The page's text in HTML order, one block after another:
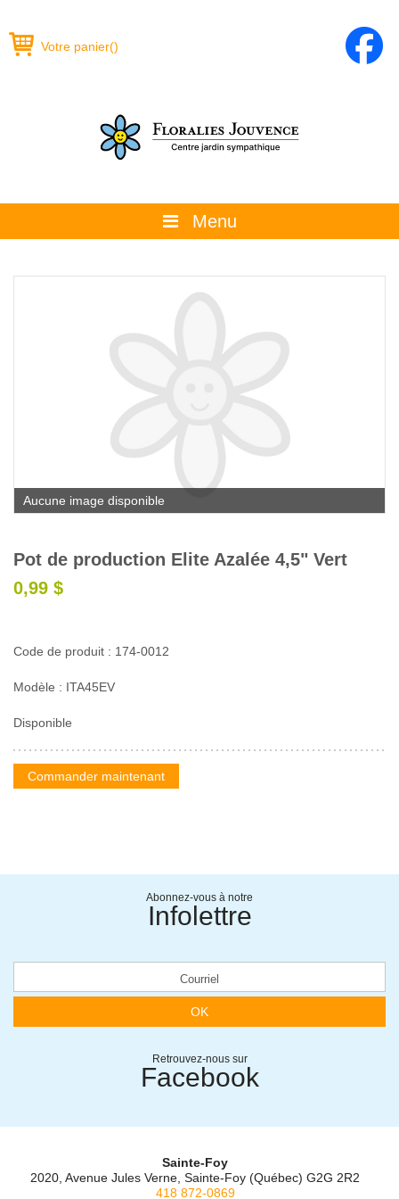
Votre panier()
Menu
La boutique
Promotions et évènements
Calendrier horticole
Emplois
Service à la clientèle
Nous joindre
Aucune image disponible
Pot de production Elite Azalée 4,5" Vert
0,99 $
Code de produit : 174-0012
Modèle : ITA45EV
Disponible
Commander maintenant
Abonnez-vous à notre
Infolettre
OK
Retrouvez-nous sur
Facebook
Sainte-Foy
2020, Avenue Jules Verne, Sainte-Foy (Québec) G2G 2R2
418 872-0869